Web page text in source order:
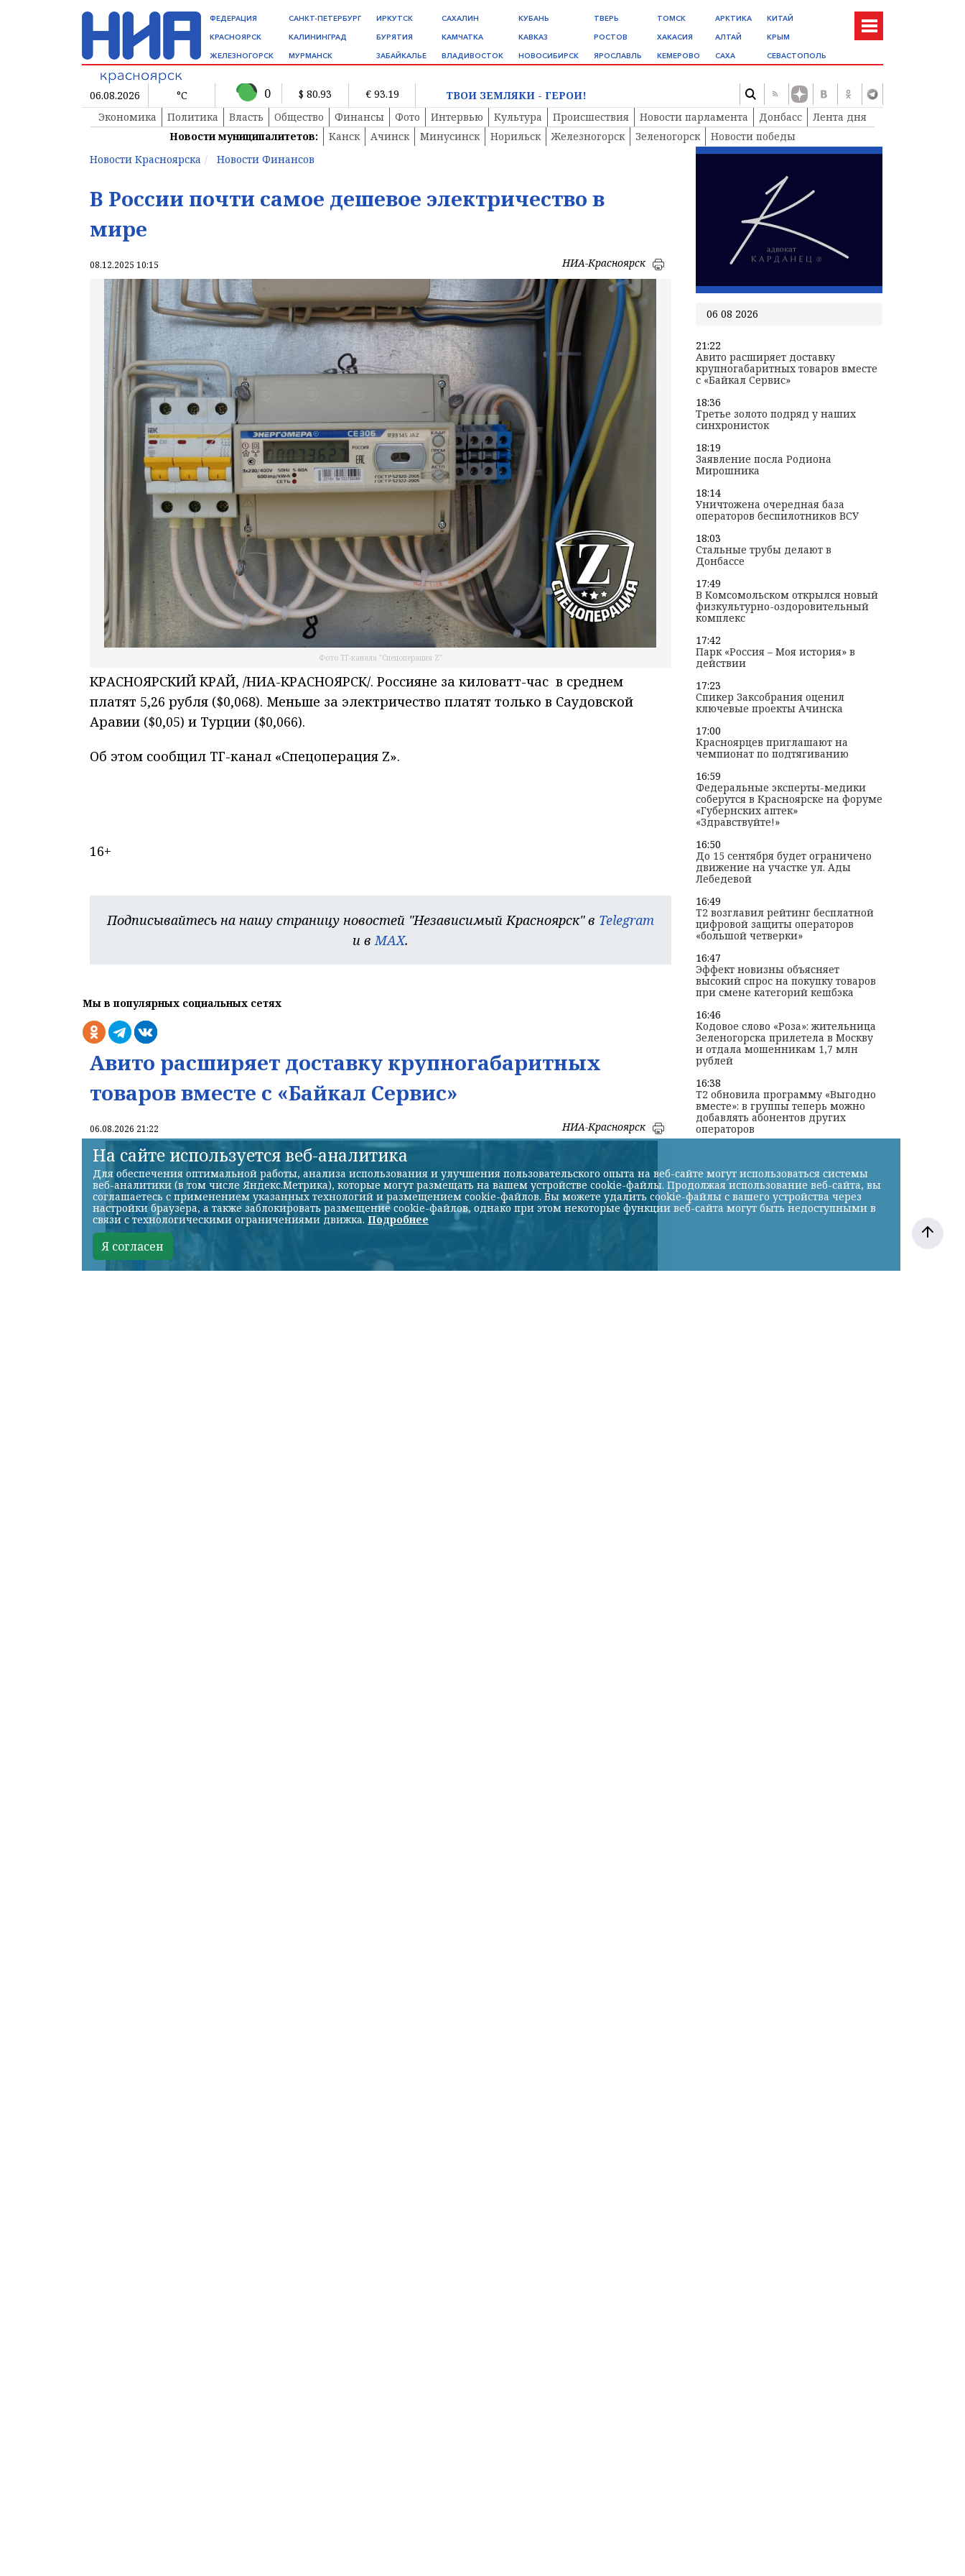
ФЕДЕРАЦИЯ
КРАСНОЯРСК
ЖЕЛЕЗНОГОРСК
САНКТ-ПЕТЕРБУРГ
КАЛИНИНГРАД
МУРМАНСК
ИРКУТСК
БУРЯТИЯ
ЗАБАЙКАЛЬЕ
САХАЛИН
КАМЧАТКА
ВЛАДИВОСТОК
КУБАНЬ
КАВКАЗ
НОВОСИБИРСК
ТВЕРЬ
РОСТОВ
ЯРОСЛАВЛЬ
ТОМСК
ХАКАСИЯ
КЕМЕРОВО
АРКТИКА
АЛТАЙ
САХА
КИТАЙ
КРЫМ
СЕВАСТОПОЛЬ
06.08.2026 °C 0 $ 80.93 € 93.19
ТВОИ ЗЕМЛЯКИ - ГЕРОИ!
Экономика
Политика Власть Общество Финансы Фото Интервью Культура Происшествия Новости парламента Донбасс
Лента дня
Новости муниципалитетов:
Канск Ачинск Минусинск Норильск Железногорск Зеленогорск
Новости победы
Новости Красноярска
Новости Финансов
В России почти самое дешевое электричество в
мире
08.12.2025 10:15 НИА-Красноярск
Фото ТГ-канала "Спецоперация Z"
КРАСНОЯРСКИЙ КРАЙ, /НИА-КРАСНОЯРСК/. Россияне за киловатт-час в среднем
платят 5,26 рубля ($0,068). Меньше за электричество платят только в Саудовской
Аравии ($0,05) и Турции ($0,066).
Об этом сообщил ТГ-канал «Спецоперация Z».
16+
Подписывайтесь на нашу страницу новостей "Независимый Красноярск" в Telegram
и в MAX.
Мы в популярных социальных сетях
Авито расширяет доставку крупногабаритных
товаров вместе с «Байкал Сервис»
06.08.2026 21:22 НИА-Красноярск
06 08 2026
21:22
Авито расширяет доставку
крупногабаритных товаров вместе
с «Байкал Сервис»
18:36
Третье золото подряд у наших
синхронисток
18:19
Заявление посла Родиона
Мирошника
18:14
Уничтожена очередная база
операторов беспилотников ВСУ
18:03
Стальные трубы делают в
Донбассе
17:49
В Комсомольском открылся новый
физкультурно-оздоровительный
комплекс
17:42
Парк «Россия – Моя история» в
действии
17:23
Спикер Заксобрания оценил
ключевые проекты Ачинска
17:00
Красноярцев приглашают на
чемпионат по подтягиванию
16:59
Федеральные эксперты-медики
соберутся в Красноярске на форуме
«Губернских аптек»
«Здравствуйте!»
16:50
До 15 сентября будет ограничено
движение на участке ул. Ады
Лебедевой
16:49
T2 возглавил рейтинг бесплатной
цифровой защиты операторов
«большой четверки»
16:47
Эффект новизны объясняет
высокий спрос на покупку товаров
при смене категорий кешбэка
16:46
Кодовое слово «Роза»: жительница
Зеленогорска прилетела в Москву
и отдала мошенникам 1,7 млн
рублей
16:38
T2 обновила программу «Выгодно
вместе»: в группы теперь можно
добавлять абонентов других
операторов
На сайте используется веб-аналитика
Для обеспечения оптимальной работы, анализа использования и улучшения пользовательского опыта на веб-сайте могут использоваться системы
веб-аналитики (в том числе Яндекс.Метрика), которые могут размещать на вашем устройстве cookie-файлы. Продолжая использование веб-сайта, вы
соглашаетесь с применением указанных технологий и размещением cookie-файлов. Вы можете удалить cookie-файлы с вашего устройства через
настройки браузера, а также заблокировать размещение cookie-файлов, однако при этом некоторые функции веб-сайта могут быть недоступными в
связи с технологическими ограничениями движка. Подробнее
Я согласен